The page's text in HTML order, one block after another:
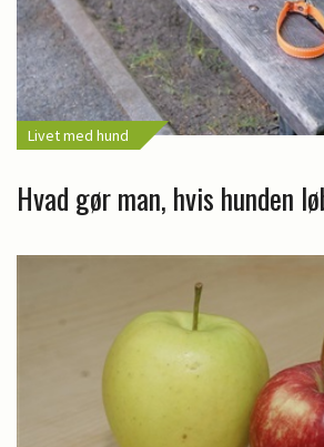
Livet med hund
Hvad gør man, hvis hunden